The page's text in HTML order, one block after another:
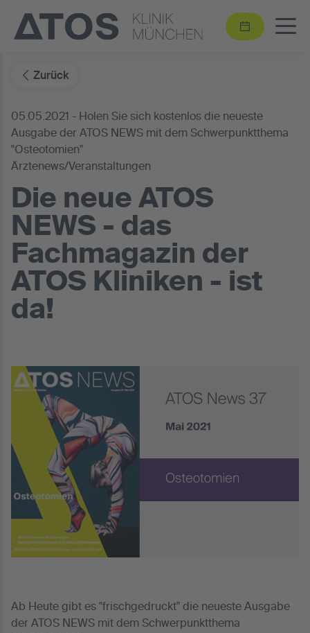
Zurück
05.05.2021 - Holen Sie sich kostenlos die neueste
Ausgabe der ATOS NEWS mit dem Schwerpunktthema
"Osteotomien"
Ärztenews/Veranstaltungen
Die neue ATOS
NEWS - das
Fachmagazin der
ATOS Kliniken - ist
da!
Ab Heute gibt es "frischgedruckt" die neueste Ausgabe
der ATOS NEWS mit dem Schwerpunktthema